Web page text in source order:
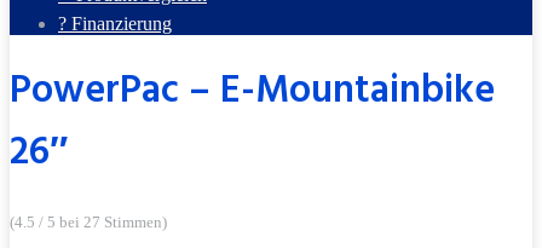
? Finanzierung
PowerPac – E-Mountainbike
26″
(4.5 / 5 bei 27 Stimmen)